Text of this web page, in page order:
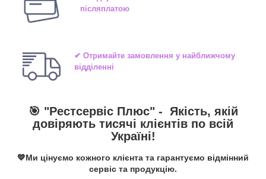
післяплатою
✔ Отримайте замовлення у найближчому
відділенні
🎯 "Рестсервіс Плюс" - Якість, якій
довіряють тисячі клієнтів по всій
Україні!
💙Ми цінуємо кожного клієнта та гарантуємо відмінний
сервіс та продукцію.